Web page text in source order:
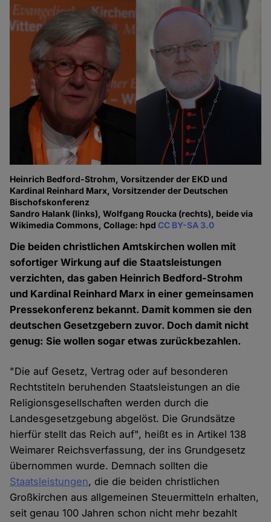
Heinrich Bedford-Strohm, Vorsitzender der EKD und
Kardinal Reinhard Marx, Vorsitzender der Deutschen
Bischofskonferenz
Sandro Halank (links), Wolfgang Roucka (rechts), beide via
Wikimedia Commons, Collage: hpdCC BY-SA 3.0
Die beiden christlichen Amtskirchen wollen mit
sofortiger Wirkung auf die Staatsleistungen
verzichten, das gaben Heinrich Bedford-Strohm
und Kardinal Reinhard Marx in einer gemeinsamen
Pressekonferenz bekannt. Damit kommen sie den
deutschen Gesetzgebern zuvor. Doch damit nicht
genug: Sie wollen sogar etwas zurückbezahlen.
"Die auf Gesetz, Vertrag oder auf besonderen
Rechtstiteln beruhenden Staatsleistungen an die
Religionsgesellschaften werden durch die
Landesgesetzgebung abgelöst. Die Grundsätze
hierfür stellt das Reich auf", heißt es in Artikel 138
Weimarer Reichsverfassung, der ins Grundgesetz
übernommen wurde. Demnach sollten die
Staatsleistungen, die die beiden christlichen
Großkirchen aus allgemeinen Steuermitteln erhalten,
seit genau 100 Jahren schon nicht mehr bezahlt